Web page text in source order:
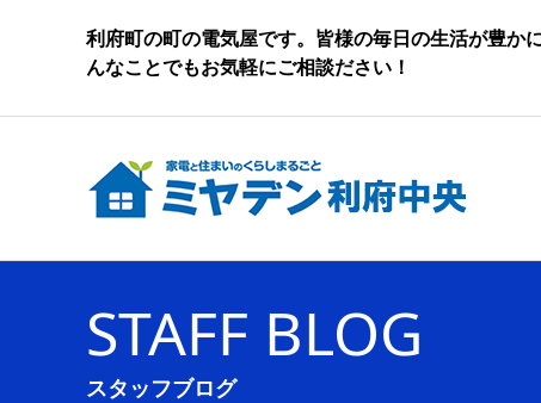
利府町の町の電気屋です。皆様の毎日の生活が豊か
んなことでもお気軽にご相談ださい！
STAFF BLOG
スタッフブログ